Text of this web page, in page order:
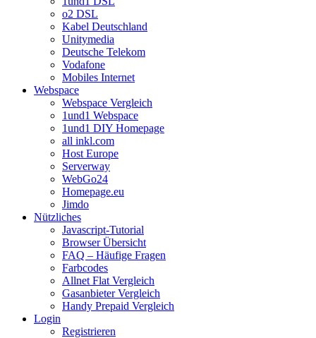
o2 DSL
Kabel Deutschland
Unitymedia
Deutsche Telekom
Vodafone
Mobiles Internet
Webspace
Webspace Vergleich
1und1 Webspace
1und1 DIY Homepage
all inkl.com
Host Europe
Serverway
WebGo24
Homepage.eu
Jimdo
Nützliches
Javascript-Tutorial
Browser Übersicht
FAQ – Häufige Fragen
Farbcodes
Allnet Flat Vergleich
Gasanbieter Vergleich
Handy Prepaid Vergleich
Login
Registrieren